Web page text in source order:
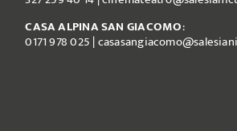
CASA ALPINA SAN GIACOMO:
0171 978 025 |